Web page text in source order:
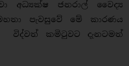
අධ්‍යක්ෂ ජනරාල් වෛද්‍ය
පැවසුවේ මේ කාරණය
විද්වත් කමිටුවට දැනටමත්